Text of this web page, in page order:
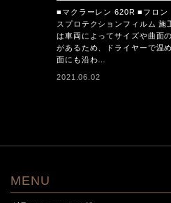
ルム施工
■マクラーレン 620R ■フロン
スプロテクションフィルム 施
は車両によってサイズや曲面
があるため、ドライヤーで温
面にも沿わ…
2021.06.02
MENU